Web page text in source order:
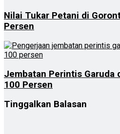
Nilai Tukar Petani di
Persen
Jembatan Perintis Garuda
100 Persen
Tinggalkan Balasan